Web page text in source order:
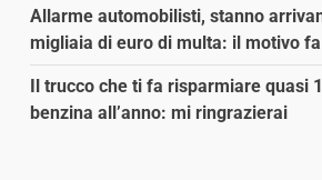
Allarme automobilisti, stanno
migliaia di euro di multa: il motivo
Il trucco che ti fa risparmiare quasi
benzina all’anno: mi ringrazierai